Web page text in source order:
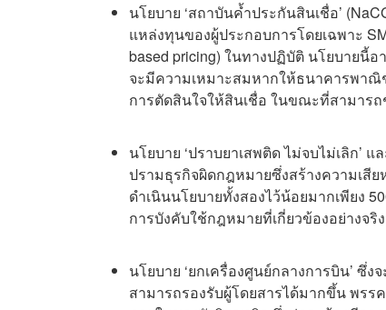
นโยบาย ‘สถาบันค้ำประกันสินเชื่อ’
แหล่งทุนของผู้ประกอบการโดยเฉพาะ
based pricing) ในทางปฏิบัติ นโยบายนี้
จะมีความเหมาะสมหากให้ธนาคารพาณิ
การตัดสินใจให้สินเชื่อ ในขณะที่สามาร
นโยบาย ‘ปราบยาเสพติด ไม่จบไม่เลิก’
ปรามธุรกิจผิดกฎหมายซึ่งสร้างความเสี
ดำเนินนโยบายทั้งสองไว้น้อยมากเพียง
การบังคับใช้กฎหมายที่เกี่ยวข้องอย่างจริ
นโยบาย ‘ยกเครื่องศูนย์กลางการบิน’
สามารถรองรับผู้โดยสารได้มากขึ้น พร